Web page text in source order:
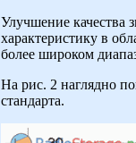
Улучшение качества
характеристику в
более широком
На рис. 2 наглядно
стандарта.